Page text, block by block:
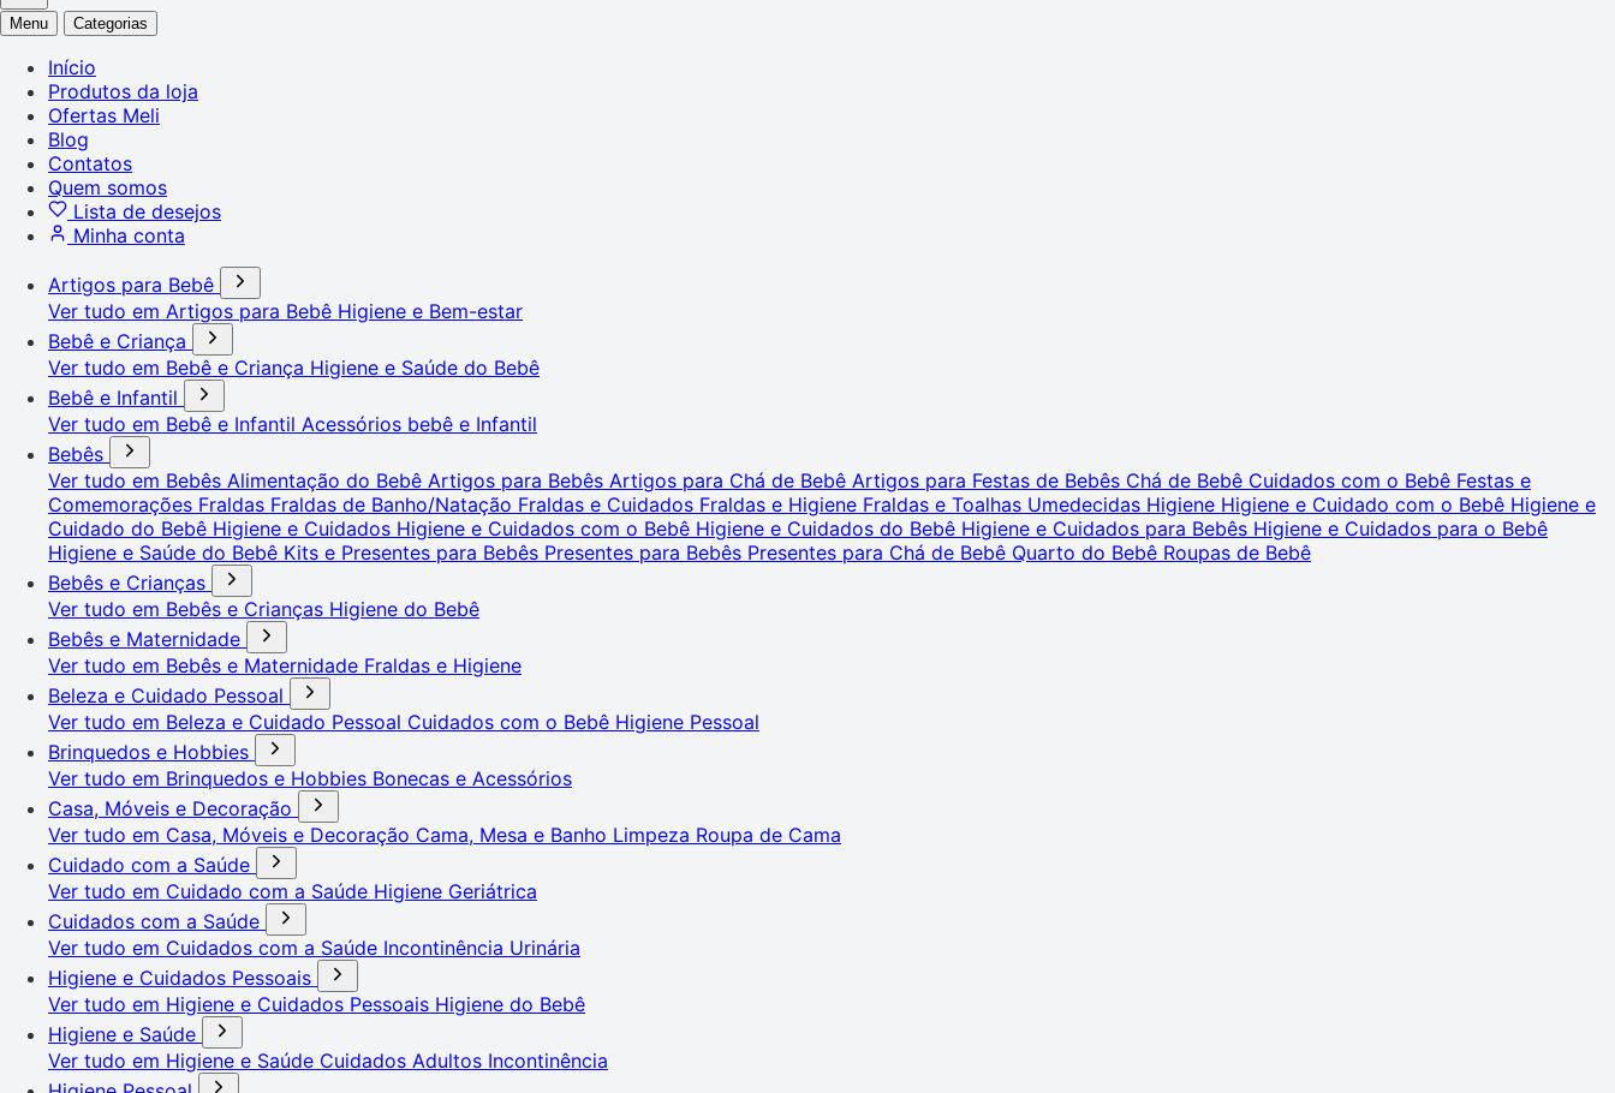
Menu Categorias
Início
Produtos da loja
Ofertas Meli
Blog
Contatos
Quem somos
Lista de desejos
Minha conta
Artigos para Bebê
Ver tudo em Artigos para Bebê Higiene e Bem-estar
Bebê e Criança
Ver tudo em Bebê e Criança Higiene e Saúde do Bebê
Bebê e Infantil
Ver tudo em Bebê e Infantil Acessórios bebê e Infantil
Bebês
Ver tudo em Bebês Alimentação do Bebê Artigos para Bebês Artigos para Chá de Bebê Artigos para Festas de Bebês Chá de Bebê Cuidados com o Bebê Festas e
Comemorações Fraldas Fraldas de Banho/Natação Fraldas e Cuidados Fraldas e Higiene Fraldas e Toalhas Umedecidas Higiene Higiene e Cuidado com o Bebê Higiene e
Cuidado do Bebê Higiene e Cuidados Higiene e Cuidados com o Bebê Higiene e Cuidados do Bebê Higiene e Cuidados para Bebês Higiene e Cuidados para o Bebê
Higiene e Saúde do Bebê Kits e Presentes para Bebês Presentes para Bebês Presentes para Chá de Bebê Quarto do Bebê Roupas de Bebê
Bebês e Crianças
Ver tudo em Bebês e Crianças Higiene do Bebê
Bebês e Maternidade
Ver tudo em Bebês e Maternidade Fraldas e Higiene
Beleza e Cuidado Pessoal
Ver tudo em Beleza e Cuidado Pessoal Cuidados com o Bebê Higiene Pessoal
Brinquedos e Hobbies
Ver tudo em Brinquedos e Hobbies Bonecas e Acessórios
Casa, Móveis e Decoração
Ver tudo em Casa, Móveis e Decoração Cama, Mesa e Banho Limpeza Roupa de Cama
Cuidado com a Saúde
Ver tudo em Cuidado com a Saúde Higiene Geriátrica
Cuidados com a Saúde
Ver tudo em Cuidados com a Saúde Incontinência Urinária
Higiene e Cuidados Pessoais
Ver tudo em Higiene e Cuidados Pessoais Higiene do Bebê
Higiene e Saúde
Ver tudo em Higiene e Saúde Cuidados Adultos Incontinência